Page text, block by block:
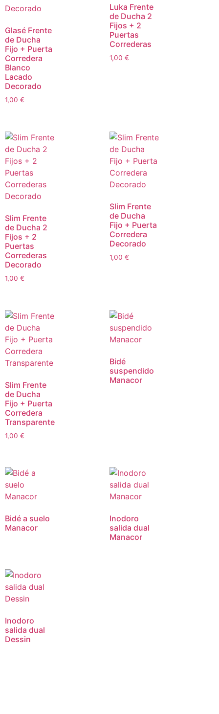
Glasé Frente
de Ducha
Fijo + Puerta
Corredera
Blanco
Lacado
Decorado
1,00 €
Luka Frente
de Ducha 2
Fijos + 2
Puertas
Correderas
1,00 €
Slim Frente
de Ducha 2
Fijos + 2
Puertas
Correderas
Decorado
1,00 €
Slim Frente
de Ducha
Fijo + Puerta
Corredera
Decorado
1,00 €
Slim Frente
de Ducha
Fijo + Puerta
Corredera
Transparente
1,00 €
Bidé
suspendido
Manacor
Bidé a suelo
Manacor
Inodoro
salida dual
Manacor
Inodoro
salida dual
Dessin